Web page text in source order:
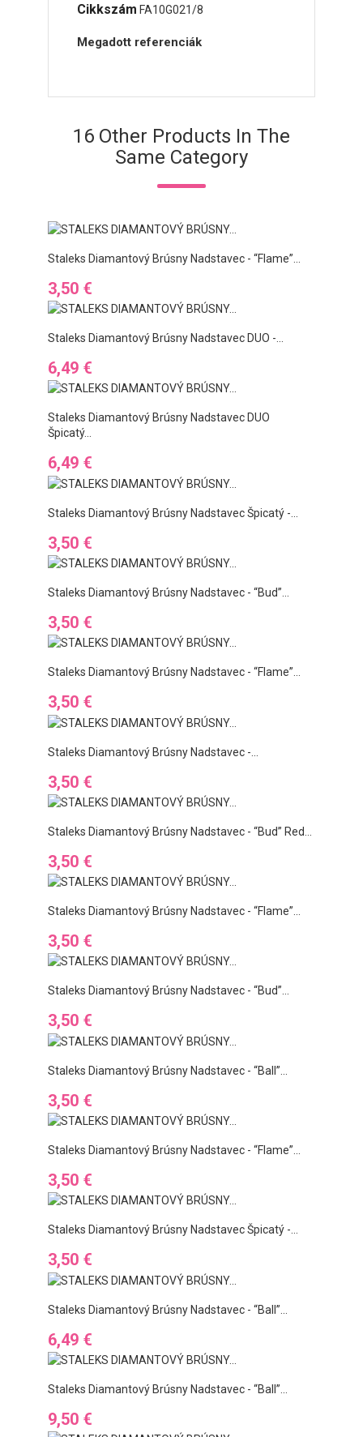
Cikkszám FA10G021/8
Megadott referenciák
16 Other Products In The
Same Category
Staleks Diamantový Brúsny Nadstavec - “flame”...
Ár
3,50 €
Staleks Diamantový Brúsny Nadstavec DUO -...
Ár
6,49 €
Staleks Diamantový Brúsny Nadstavec DUO
Špicatý...
Ár
6,49 €
Staleks Diamantový Brúsny Nadstavec Špicatý -...
Ár
3,50 €
Staleks Diamantový Brúsny Nadstavec - “bud”...
Ár
3,50 €
Staleks Diamantový Brúsny Nadstavec - “flame”...
Ár
3,50 €
Staleks Diamantový Brúsny Nadstavec -...
Ár
3,50 €
Staleks Diamantový Brúsny Nadstavec - “bud” Red...
Ár
3,50 €
Staleks Diamantový Brúsny Nadstavec - “flame”...
Ár
3,50 €
Staleks Diamantový Brúsny Nadstavec - “bud”...
Ár
3,50 €
Staleks Diamantový Brúsny Nadstavec - “ball”...
Ár
3,50 €
Staleks Diamantový Brúsny Nadstavec - “flame”...
Ár
3,50 €
Staleks Diamantový Brúsny Nadstavec Špicatý -...
Ár
3,50 €
Staleks Diamantový Brúsny Nadstavec - “ball”...
Ár
6,49 €
Staleks Diamantový Brúsny Nadstavec - “ball”...
Ár
9,50 €